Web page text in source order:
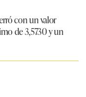
con un valor
de3,5730y un